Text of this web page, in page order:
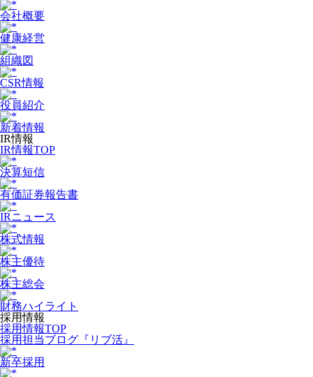
会社概要
健康経営
組織図
CSR情報
役員紹介
新着情報
IR情報
IR情報TOP
決算短信
有価証券報告書
IRニュース
株式情報
株主優待
株主総会
財務ハイライト
採用情報
採用情報TOP
採用担当ブログ『リブ活』
新卒採用